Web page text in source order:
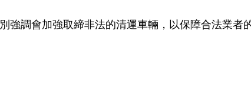
強調會加強取締非法的清運車輛，以保障合法業者